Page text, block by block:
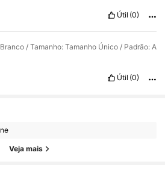
Útil (0)
/ Tamanho: Tamanho Único / Padrão: A
Útil (0)
Veja mais